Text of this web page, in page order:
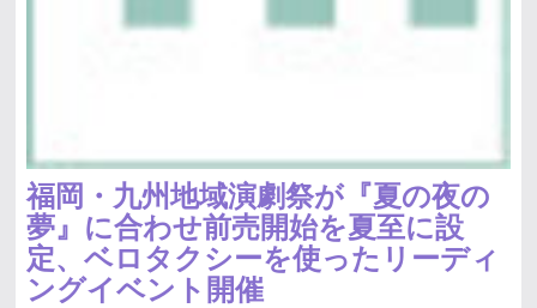
福岡・九州地域演劇祭が『夏の夜の
夢』に合わせ前売開始を夏至に設
定、ベロタクシーを使ったリーディ
ングイベント開催